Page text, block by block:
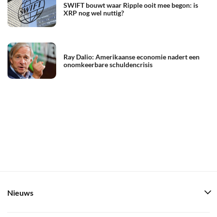
SWIFT bouwt waar Ripple ooit mee begon: is
XRP nog wel nuttig?
Ray Dalio: Amerikaanse economie nadert een
onomkeerbare schuldencrisis
Nieuws